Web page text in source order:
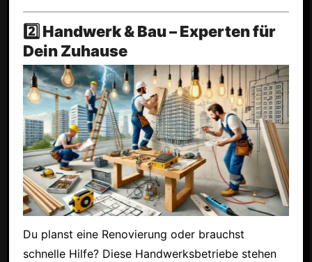
2️⃣ Handwerk & Bau – Experten für
Dein Zuhause
Du planst eine Renovierung oder brauchst
schnelle Hilfe? Diese Handwerksbetriebe stehen